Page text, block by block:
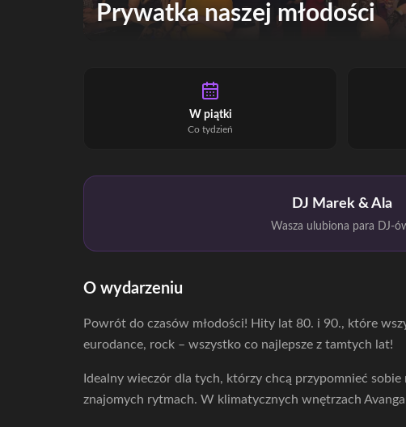
Prywatka naszej młodości
W piątki
Co tydzień
DJ Marek & Ala
Wasza ulubiona para DJ-
O wydarzeniu
Powrót do czasów młodości! Hity lat 80. i 90., które
eurodance, rock – wszystko co najlepsze z tamtych lat!
Idealny wieczór dla tych, którzy chcą przypomnieć sobie
znajomych rytmach. W klimatycznych wnętrzach